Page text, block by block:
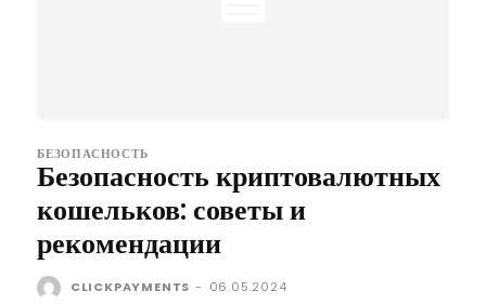
БЕЗОПАСНОСТЬ
Безопасность криптовалютных
кошельков: советы и
рекомендации
CLICKPAYMENTS - 06.05.2024